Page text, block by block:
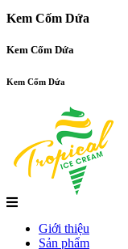
Kem Cốm Dứa
Kem Cốm Dứa
Kem Cốm Dứa
Giới thiệu
Sản phẩm